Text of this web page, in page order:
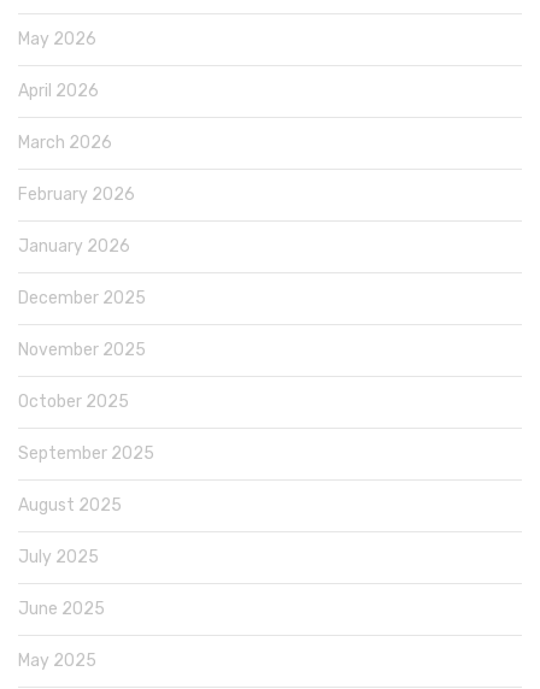
May 2026
April 2026
March 2026
February 2026
January 2026
December 2025
November 2025
October 2025
September 2025
August 2025
July 2025
June 2025
May 2025